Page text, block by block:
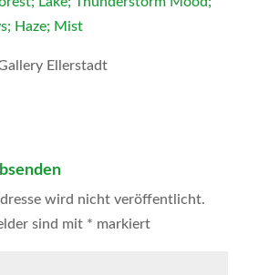
Ellerstadt
wird nicht veröffentlicht.
sind mit * markiert